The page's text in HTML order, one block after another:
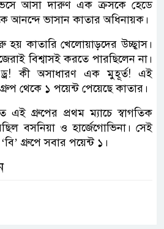
আসা দারুণ এক ক্রসকে হেডে
আনন্দে ভাসান কাতার অধিনায়ক।
কাতারি খেলোয়াড়দের উচ্ছ্বাস।
বিশ্বাসই করতে পারছিলেন না।
কী অসাধারণ এক মুহূর্ত! এই
থেকে ১ পয়েন্ট পেয়েছে কাতার।
গ্রুপের প্রথম ম্যাচে স্বাগতিক
বসনিয়া ও হার্জেগোভিনা। সেই
গ্রুপে সবার পয়েন্ট ১।